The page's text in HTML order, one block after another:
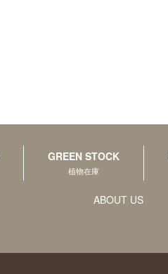
GREEN STOCK
植物在庫
ABOUT US